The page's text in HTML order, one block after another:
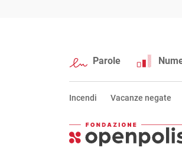
Parole
Incendi Vacanze negate